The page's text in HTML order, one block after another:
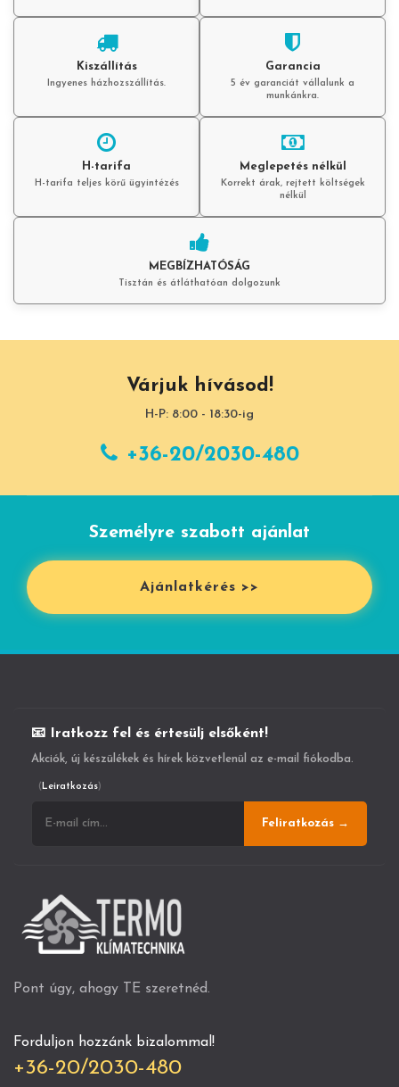
Kiszállítás
Ingyenes házhozszállítás.
Garancia
5 év garanciát vállalunk a
munkánkra.
H-tarifa
H-tarifa teljes körű ügyintézés
Meglepetés nélkül
Korrekt árak, rejtett költségek
nélkül
MEGBÍZHATÓSÁG
Tisztán és átláthatóan dolgozunk
Várjuk hívásod!
H-P: 8:00 - 18:30-ig
+36-20/2030-480
Személyre szabott ajánlat
Ajánlatkérés >>
📧 Iratkozz fel és értesülj elsőként!
Akciók, új készülékek és hírek közvetlenül az e-mail fiókodba.
(Leiratkozás)
Feliratkozás →
Pont úgy, ahogy TE szeretnéd.
Forduljon hozzánk bizalommal!
+36-20/2030-480